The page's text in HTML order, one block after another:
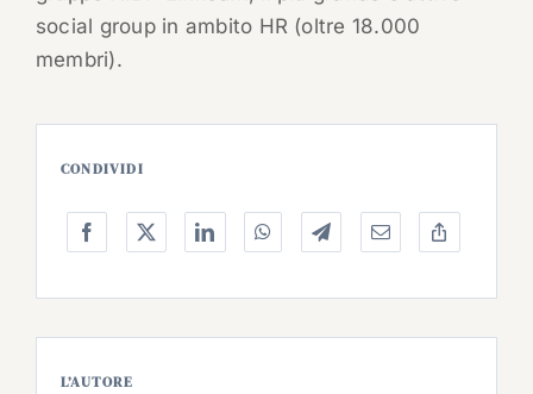
social group in ambito HR (oltre 18.000
membri).
CONDIVIDI
L’AUTORE